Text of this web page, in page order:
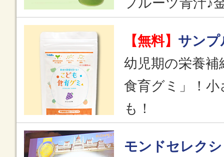
【無料】 サンプ
幼児期の栄養
食育グミ」！
も！
モンドセレク